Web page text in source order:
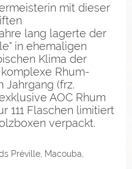
mit dieser
lang lagerte der
in ehemaligen
Klima der
komplexe Rhum-
Jahrgang (frz.
AOC Rhum
111 Flaschen limitiert
verpackt.
Préville, Macouba,